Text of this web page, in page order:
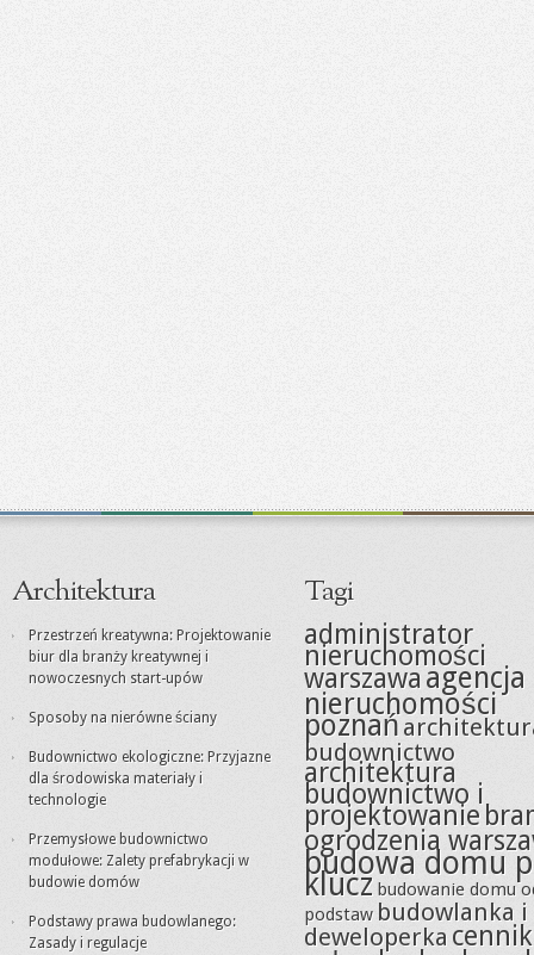
Architektura
Przestrzeń kreatywna: Projektowanie
biur dla branży kreatywnej i
nowoczesnych start-upów
Sposoby na nierówne ściany
Budownictwo ekologiczne: Przyjazne
dla środowiska materiały i
technologie
Przemysłowe budownictwo
modułowe: Zalety prefabrykacji w
budowie domów
Podstawy prawa budowlanego:
Zasady i regulacje
Tagi
administrator
nieruchomości
warszawaagencja
nieruchomości
poznań
budownictwo
architektura
budownictwo i
projektowanie
ogrodzenia
budowa domu
klucz budowanie domu
podstaw budowlanka i
deweloperka cennik